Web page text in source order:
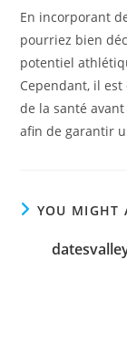
En incorporant
pourriez bien
potentiel
Cependant, il
de la santé
afin de garantir
YOU MIGHT